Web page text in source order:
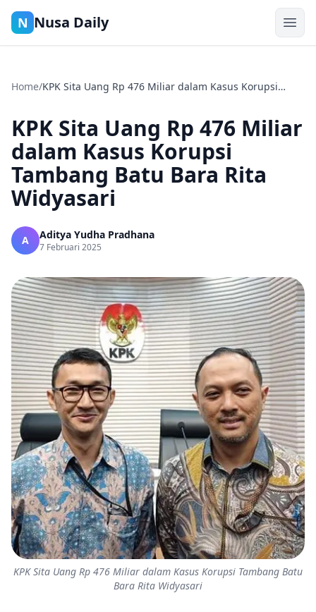
N Nusa Daily
Home/KPK Sita Uang Rp 476 Miliar dalam Kasus Korupsi
KPK Sita Uang Rp 476 Miliar
dalam Kasus Korupsi
Tambang Batu Bara Rita
Widyasari
A Aditya Yudha Pradhana
7 Februari 2025
KPK Sita Uang Rp 476 Miliar dalam Kasus Korupsi Tambang Batu
Bara Rita Widyasari